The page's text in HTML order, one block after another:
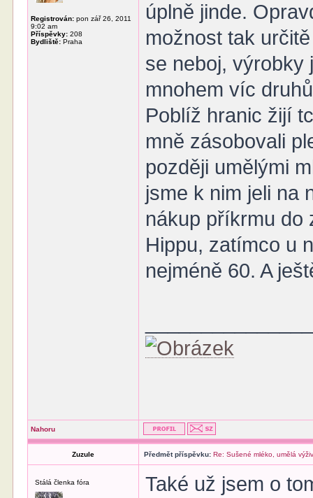
Registrován: pon zář 26, 2011
9:02 am
Příspěvky: 208
Bydliště: Praha
úplně jinde.
možnost tak
se neboj, výrobky
mnohem víc
Poblíž hranic žijí
mně zásobovali
později umělými
jsme k nim jeli na
nákup příkrmu do
Hippu, zatímco u
nejméně 60. A
Nahoru
Zuzule Předmět příspěvku: Re: Sušené mléko, umělá
Stálá členka fóra
Také už jsem o